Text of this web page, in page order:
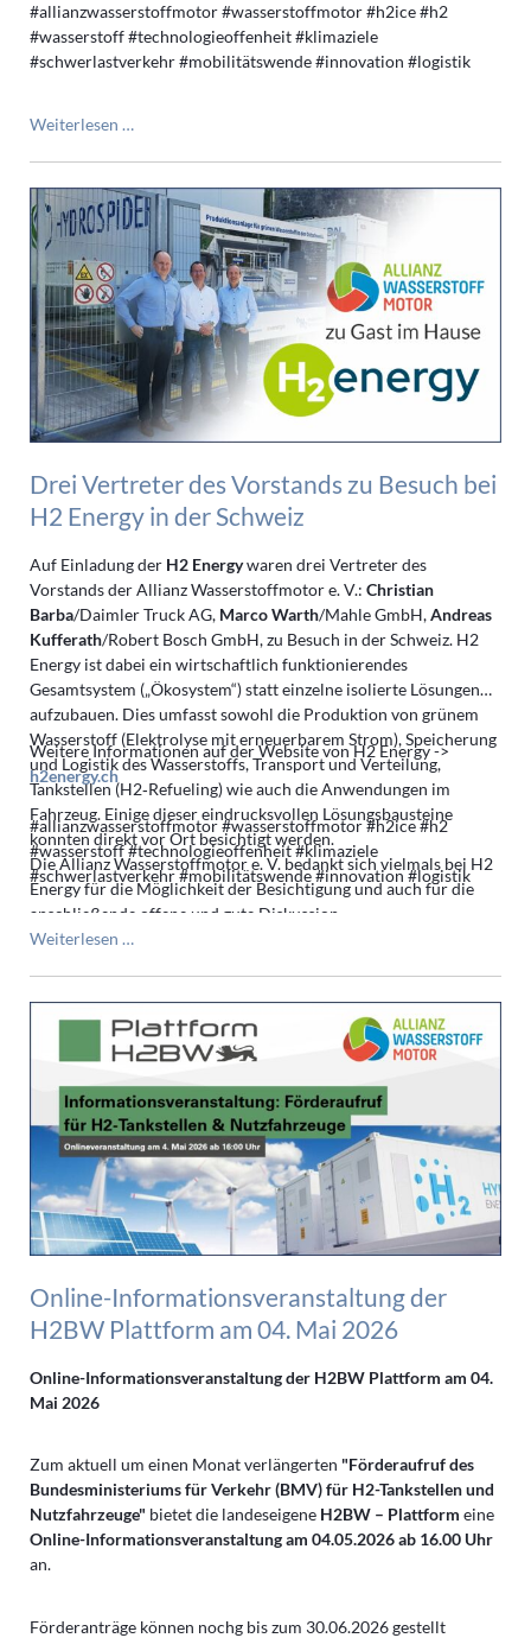
#allianzwasserstoffmotor #wasserstoffmotor #h2ice #h2
#wasserstoff #technologieoffenheit #klimaziele
#schwerlastverkehr #mobilitätswende #innovation #logistik
Weiterlesen …
treiben
die
H2-
ICE-
Zusammenarbeit
weiter
voran
Drei Vertreter des Vorstands zu Besuch bei
H2 Energy in der Schweiz
Auf Einladung der H2 Energywaren drei Vertreter des
Vorstands der Allianz Wasserstoffmotor e. V.: Christian
Barba/Daimler Truck AG, Marco Warth/Mahle GmbH,Andreas
Kufferath/Robert Bosch GmbH, zu Besuch in der Schweiz. H2
Energy ist dabei ein wirtschaftlich funktionierendes
Gesamtsystem („Ökosystem“) statt einzelne isolierte Lösungen
aufzubauen. Dies umfasst sowohl die Produktion von grünem
Wasserstoff (Elektrolyse mit erneuerbarem Strom), Speicherung
und Logistik des Wasserstoffs, Transport und Verteilung,
Tankstellen (H2‑Refueling) wie auch die Anwendungen im
Fahrzeug. Einige dieser eindrucksvollen Lösungsbausteine
konnten direkt vor Ort besichtigt werden.
Die Allianz Wasserstoffmotor e. V. bedankt sich vielmals bei H2
Energy für die Möglichkeit der Besichtigung und auch für die
anschließende offene und gute Diskussion.
Weitere Informationen auf der Website von H2 Energy ->
h2energy.ch
#allianzwasserstoffmotor #wasserstoffmotor #h2ice #h2
#wasserstoff #technologieoffenheit #klimaziele
#schwerlastverkehr #mobilitätswende #innovation #logistik
Weiterlesen …
zu
Besuch
bei
H2
Energy
in
der
Schweiz
Online-Informationsveranstaltung der
H2BW Plattform am 04. Mai 2026
Online-Informationsveranstaltung der H2BW Plattform am 04.
Mai 2026
Zum aktuell um einen Monat verlängerten "Förderaufruf des
Bundesministeriums für Verkehr (BMV) für H2-Tankstellen und
Nutzfahrzeuge" bietet die landeseigene H2BW – Plattform eine
Online-Informationsveranstaltung am 04.05.2026 ab 16.00 Uhr
an.
Förderanträge können nochg bis zum 30.06.2026 gestellt